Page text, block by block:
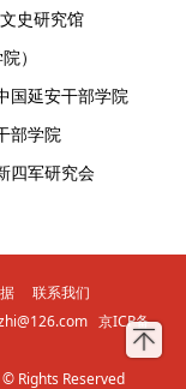
史研究馆
）
国延安干部学院
部学院
四军研究会
联系我们
京ICP备
Rights Reserved
